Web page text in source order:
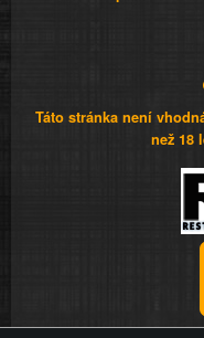
Táto stránka není
než 18